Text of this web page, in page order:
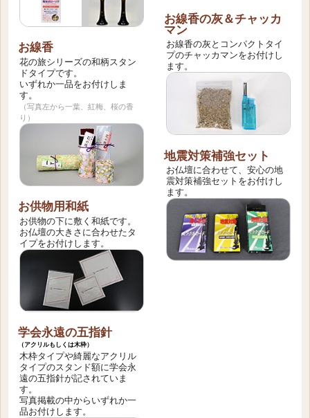
お線香
花の旅シリーズの和柄スタン
ドタイプです。
いずれか一品をお付けしま
す。
（写真左から一葉、紅梅、桜の香
り）
お供物用和紙
お供物の下に敷く和紙です。
お仏壇の大きさに合わせたタ
イプをお付けします。
学会永遠の五指針
（アクリルもしくは木枠）
木枠タイプや綺麗なアクリル
タイプのスタンド額に学会永
遠の五指針が記されていま
す。
写真掲載の中からいずれか一
品お付けします。
お線香の灰＆チャッカ
マン
お線香の灰とコンパクトタイ
プのチャッカマンをお付けし
ます。
地震対策補強セット
お仏壇に合わせて、安心の地
震対策補強セットをお付けし
ます。